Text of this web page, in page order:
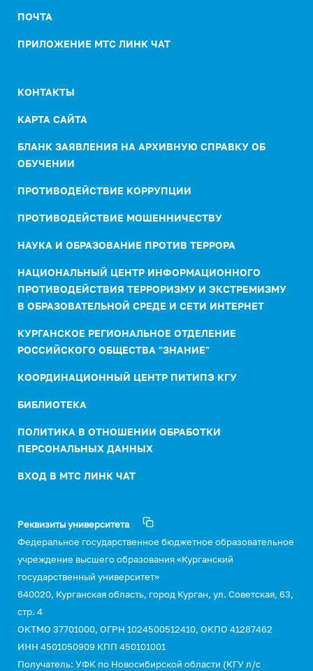
ПОЧТА
ПРИЛОЖЕНИЕ МТС ЛИНК ЧАТ
КОНТАКТЫ
КАРТА САЙТА
БЛАНК ЗАЯВЛЕНИЯ НА АРХИВНУЮ СПРАВКУ ОБ
ОБУЧЕНИИ
ПРОТИВОДЕЙСТВИЕ КОРРУПЦИИ
ПРОТИВОДЕЙСТВИЕ МОШЕННИЧЕСТВУ
НАУКА И ОБРАЗОВАНИЕ ПРОТИВ ТЕРРОРА
НАЦИОНАЛЬНЫЙ ЦЕНТР ИНФОРМАЦИОННОГО
ПРОТИВОДЕЙСТВИЯ ТЕРРОРИЗМУ И ЭКСТРЕМИЗМУ
В ОБРАЗОВАТЕЛЬНОЙ СРЕДЕ И СЕТИ ИНТЕРНЕТ
КУРГАНСКОЕ РЕГИОНАЛЬНОЕ ОТДЕЛЕНИЕ
РОССИЙСКОГО ОБЩЕСТВА "ЗНАНИЕ"
КООРДИНАЦИОННЫЙ ЦЕНТР ПИТИПЭ КГУ
БИБЛИОТЕКА
ПОЛИТИКА В ОТНОШЕНИИ ОБРАБОТКИ
ПЕРСОНАЛЬНЫХ ДАННЫХ
ВХОД В МТС ЛИНК ЧАТ
Реквизиты университета
Федеральное государственное бюджетное образовательное
учреждение высшего образования «Курганский
государственный университет»
640020, Курганская область, город Курган, ул. Советская, 63,
стр. 4
ОКТМО 37701000, ОГРН 1024500512410, ОКПО 41287462
ИНН 4501050909 КПП 450101001
Получатель: УФК по Новосибирской области (КГУ л/с